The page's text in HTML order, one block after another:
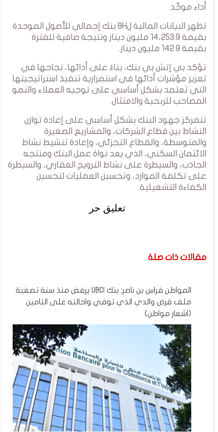
أداء موحَّد
تظهر البيانات المالية لBH بنك إجمالي للأصول الموحدة
بقيمة 14،253.9 مليون دينار ونتيجة صافية للفترة
بقيمة 142.9 مليون دينار.
تؤكد بي إتش بي بنك، بناءً على أدائها، نجاحها في
تعزيز مؤشرات أدائها في استمرارية تنفيذ استراتيجيتها
التي تعتمد بشكل أساسي على توجيه العملاء والنمو
المصاحب للربحية والامتثال.
تتمركز جهود البنك بشكل أساسي على إعادة توازن
النشاط بين قطاع الشركات، والمشاريع الصغيرة
والمتوسطة، والقطاع التجزئي، وإعادة تنشيط نشاط
الائتمان السكني، الذي يعد نواة عمل البنك ومنتجه
الجاذب، والسيطرة على نشاط الترويج العقاري، والسيطرة
على تكلفة الموارد، وتحسين العمليات لتحسين
الكفاءة التشغيلية.
تعليق حر
مقالات ذات صلة
المواطن فراس بن ناصر: بنك UBCI يرفض منذ سنة تصفية
ملف قرض والدي الذي توفي واحالته على التامين
(اشعار مواطن)